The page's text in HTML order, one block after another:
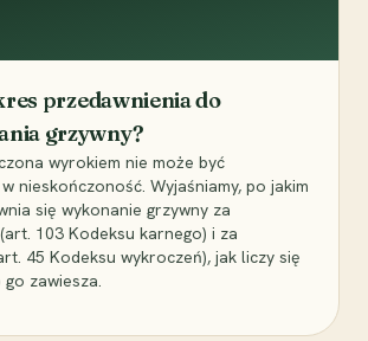
przedawnienia do
grzywny?
wyrokiem nie może być
nieskończoność. Wyjaśniamy, po jakim
się wykonanie grzywny za
103 Kodeksu karnego) i za
45 Kodeksu wykroczeń), jak liczy się
zawiesza.